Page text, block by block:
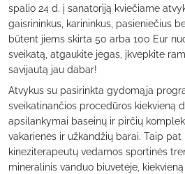
spalio 24 d. į sanatoriją kviečiame
gaisrininkus, karininkus, pasieniečius
būtent jiems skirta 50 arba 100 Eur
sveikatą, atgaukite jėgas, įkvėpkite
savijautą jau dabar!
Atvykus su pasirinkta gydomąja
sveikatinančios procedūros kiekvieną
apsilankymai baseinų ir pirčių
vakarienės ir užkandžių barai. Taip
kineziterapeutų vedamos sportinės
mineralinis vanduo biuvetėje,